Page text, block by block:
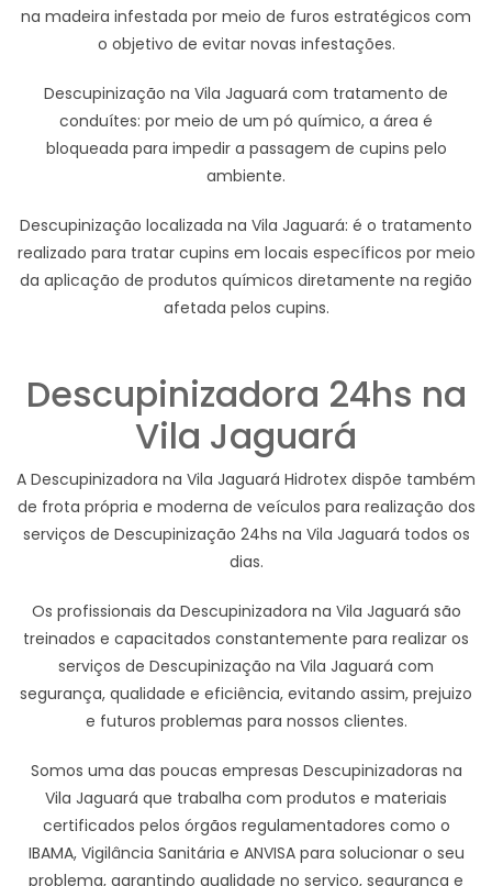
na madeira infestada por meio de furos estratégicos com
o objetivo de evitar novas infestações.
Descupinização na Vila Jaguará com tratamento de
conduítes: por meio de um pó químico, a área é
bloqueada para impedir a passagem de cupins pelo
ambiente.
Descupinização localizada na Vila Jaguará: é o tratamento
realizado para tratar cupins em locais específicos por meio
da aplicação de produtos químicos diretamente na região
afetada pelos cupins.
Descupinizadora 24hs na
Vila Jaguará
A Descupinizadora na Vila Jaguará Hidrotex dispõe também
de frota própria e moderna de veículos para realização dos
serviços de Descupinização 24hs na Vila Jaguará todos os
dias.
Os profissionais da Descupinizadora na Vila Jaguará são
treinados e capacitados constantemente para realizar os
serviços de Descupinização na Vila Jaguará com
segurança, qualidade e eficiência, evitando assim, prejuizo
e futuros problemas para nossos clientes.
Somos uma das poucas empresas Descupinizadoras na
Vila Jaguará que trabalha com produtos e materiais
certificados pelos órgãos regulamentadores como o
IBAMA, Vigilância Sanitária e ANVISA para solucionar o seu
problema, garantindo qualidade no serviço, segurança e